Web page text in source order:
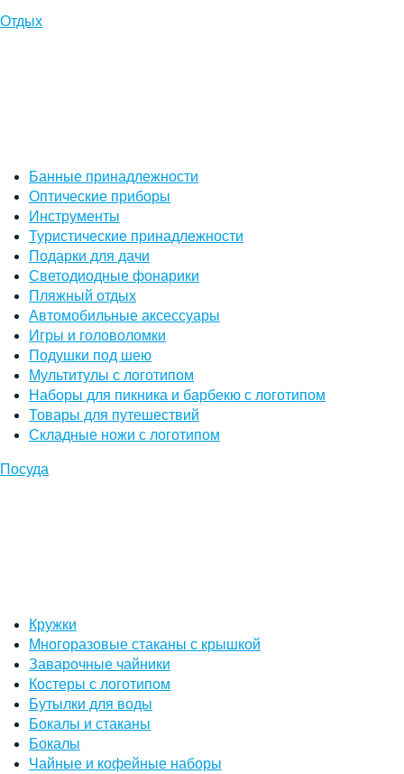
Отдых
Банные принадлежности
Оптические приборы
Инструменты
Туристические принадлежности
Подарки для дачи
Светодиодные фонарики
Пляжный отдых
Автомобильные аксессуары
Игры и головоломки
Подушки под шею
Мультитулы с логотипом
Наборы для пикника и барбекю с логотипом
Товары для путешествий
Складные ножи с логотипом
Посуда
Кружки
Многоразовые стаканы с крышкой
Заварочные чайники
Костеры с логотипом
Бутылки для воды
Бокалы и стаканы
Бокалы
Чайные и кофейные наборы